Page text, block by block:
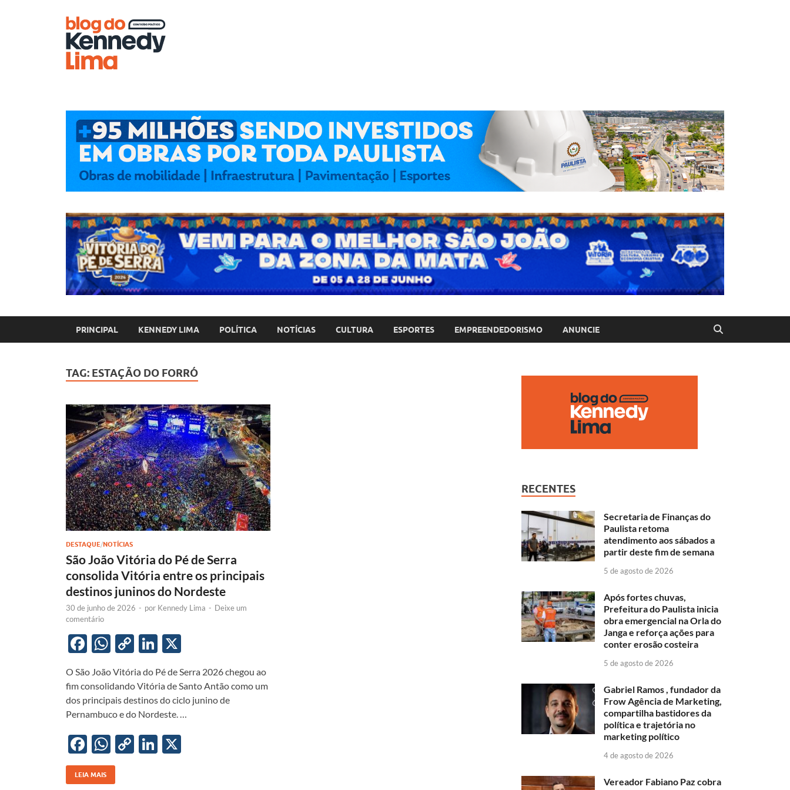
PRINCIPAL KENNEDY LIMA POLÍTICA NOTÍCIAS CULTURA ESPORTES EMPREENDEDORISMO ANUNCIE
TAG: ESTAÇÃO DO FORRÓ
DESTAQUE/NOTÍCIAS
São João Vitória do Pé de Serra
consolida Vitória entre os principais
destinos juninos do Nordeste
30 de junho de 2026 - por Kennedy Lima - Deixe um
comentário
F
e
b
o
o
k
W
at
s
A
p
p
C
p
y
Li
n
k
Li
k
e
dI
n
O São João Vitória do Pé de Serra 2026 chegou ao
fim consolidando Vitória de Santo Antão como um
dos principais destinos do ciclo junino de
Pernambuco e do Nordeste. …
F
ac
e
W
h
at
C
Li
LEIA MAIS
RECENTES
Secretaria de Finanças do
Paulista retoma
atendimento aos sábados a
partir deste fim de semana
5 de agosto de 2026
Após fortes chuvas,
Prefeitura do Paulista inicia
obra emergencial na Orla do
Janga e reforça ações para
conter erosão costeira
5 de agosto de 2026
Gabriel Ramos , fundador da
Frow Agência de Marketing,
compartilha bastidores da
política e trajetória no
marketing político
4 de agosto de 2026
Vereador Fabiano Paz cobra